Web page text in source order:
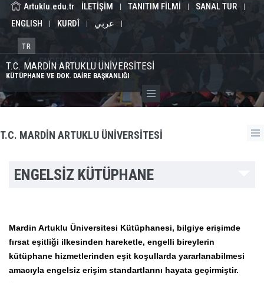
Artuklu.edu.tr İLETİŞİM | TANITIM FİLMİ | SANAL TUR |
ENGLISH | KURDÎ | عربي |
TR
T.C. MARDİN ARTUKLU ÜNİVERSİTESİ
KÜTÜPHANE VE DOK. DAİRE BAŞKANLIĞI
/ ENGELSİZ KÜTÜPHANE
T.C. MARDİN ARTUKLU ÜNİVERSİTESİ
ENGELSİZ KÜTÜPHANE
Mardin Artuklu Üniversitesi Kütüphanesi, bilgiye erişimde
fırsat eşitliği ilkesinden hareketle, engelli bireylerin
kütüphane hizmetlerinden eşit koşullarda yararlanabilmesi
amacıyla engelsiz erişim standartlarını hayata geçirmiştir.